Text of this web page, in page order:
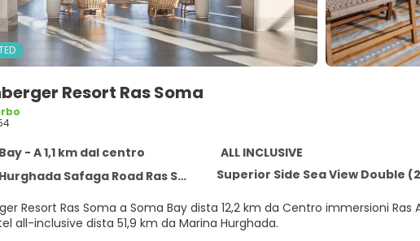
Resort Ras Soma
- A 1,1 km dal centro
ALL INCLUSIVE
Safaga Road Ras Soma, Soma Bay 84911
Superior Side Sea View Double
Resort Ras Soma a Soma Bay dista 12,2 km da Centro immersioni
all-inclusive dista 51,9 km da Marina Hurghada.